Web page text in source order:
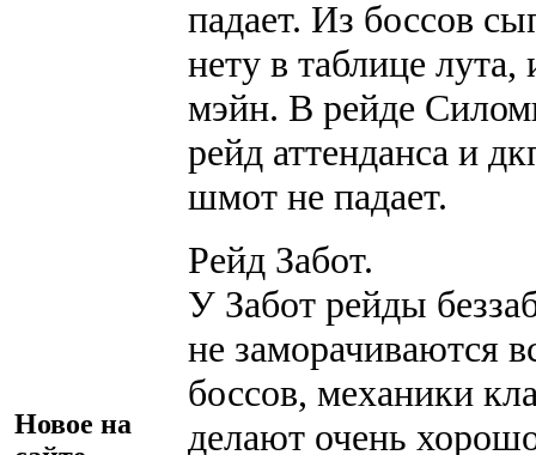
Новое на
падает. Из боссов
нету в таблице
мэйн. В рейде
рейд аттенданса и
шмот не падает.
Рейд Забот.
У Забот рейды
не заморачиваются
боссов, механики
делают очень